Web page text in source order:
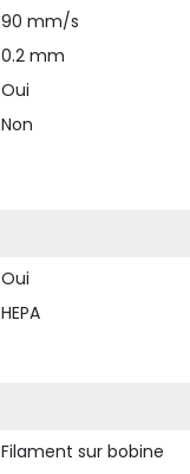
90 mm/s
0.2 mm
Oui
Non
Oui
HEPA
Filament sur bobine